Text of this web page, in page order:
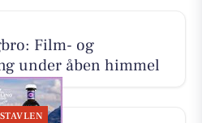
Film- og
under åben himmel